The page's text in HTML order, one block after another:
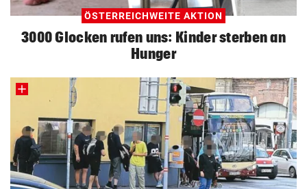
ÖSTERREICHWEITE AKTION
3000 Glocken rufen uns: Kinder sterben an
Hunger